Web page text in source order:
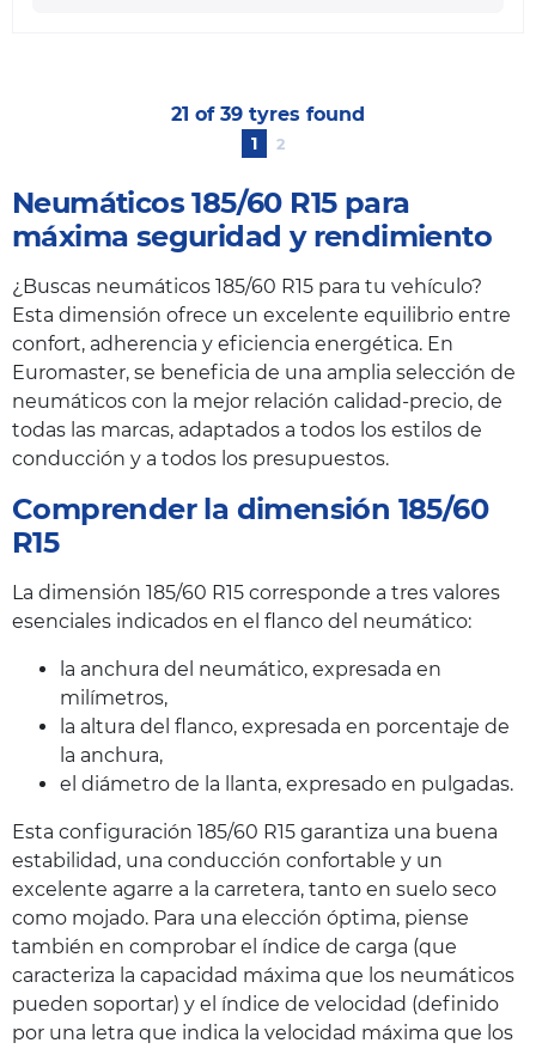
1 2
21 of 39 tyres found
Neumáticos 185/60 R15 para
máxima seguridad y rendimiento
¿Buscas neumáticos 185/60 R15 para tu vehículo?
Esta dimensión ofrece un excelente equilibrio entre
confort, adherencia y eficiencia energética. En
Euromaster, se beneficia de una amplia selección de
neumáticos con la mejor relación calidad-precio, de
todas las marcas, adaptados a todos los estilos de
conducción y a todos los presupuestos.
Comprender la dimensión 185/60
R15
La dimensión 185/60 R15 corresponde a tres valores
esenciales indicados en el flanco del neumático:
la anchura del neumático, expresada en
milímetros,
la altura del flanco, expresada en porcentaje de
la anchura,
el diámetro de la llanta, expresado en pulgadas.
Esta configuración 185/60 R15 garantiza una buena
estabilidad, una conducción confortable y un
excelente agarre a la carretera, tanto en suelo seco
como mojado. Para una elección óptima, piense
también en comprobar el índice de carga (que
caracteriza la capacidad máxima que los neumáticos
pueden soportar) y el índice de velocidad (definido
por una letra que indica la velocidad máxima que los